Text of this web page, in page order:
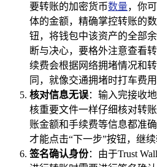
要转账的加密货币数量，你
体的金额，精确掌控转账的
钮，将钱包中该资产的全部
断与决心，要格外注意查看
续费会根据网络拥堵情况和
同，就像交通拥堵时打车费用
核对信息无误：输入完接收
核重要文件一样仔细核对转
账金额和手续费等信息都准
才能点击“下一步”按钮，继续
签名确认身份：由于Trust